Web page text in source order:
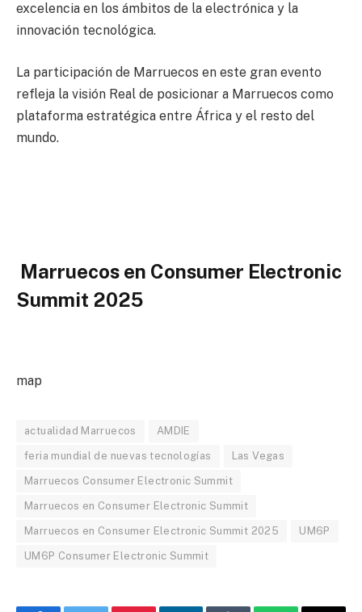
excelencia en los ámbitos de la electrónica y la
innovación tecnológica.
La participación de Marruecos en este gran evento
refleja la visión Real de posicionar a Marruecos como
plataforma estratégica entre África y el resto del
mundo.
Marruecos en Consumer Electronic
Summit 2025
map
actualidad Marruecos AMDIE
feria mundial de nuevas tecnologías Las Vegas
Marruecos Consumer Electronic Summit
Marruecos en Consumer Electronic Summit
Marruecos en Consumer Electronic Summit 2025 UM6P
UM6P Consumer Electronic Summit